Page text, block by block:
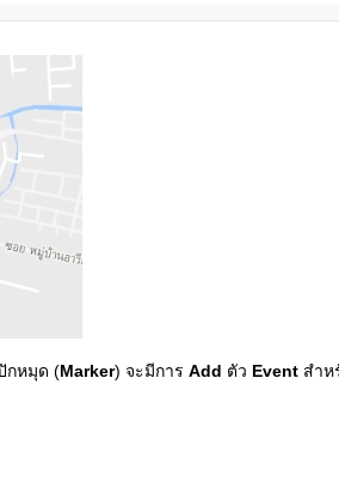
กหมุด (Marker) จะมีการ Add ตัว Event สำห